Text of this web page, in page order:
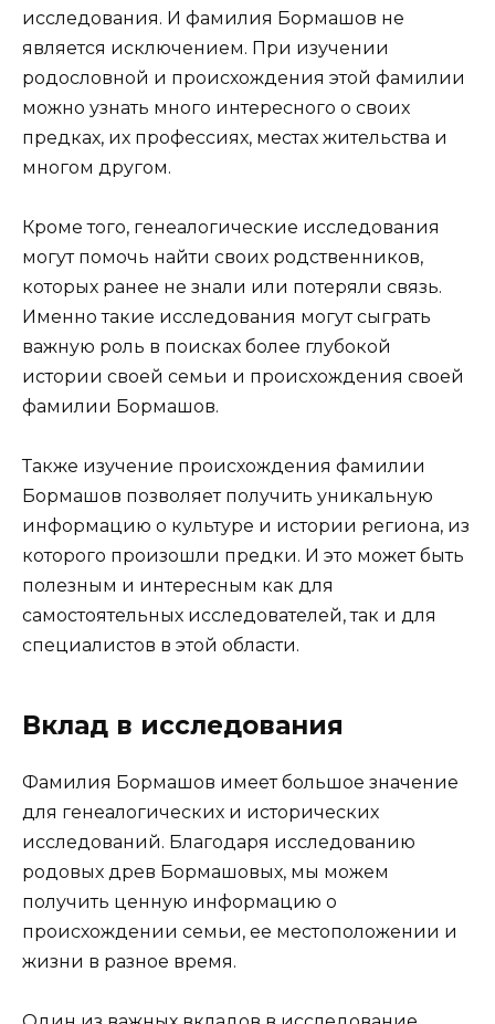
исследования. И фамилия Бормашов не
является исключением. При изучении
родословной и происхождения этой фамилии
можно узнать много интересного о своих
предках, их профессиях, местах жительства и
многом другом.
Кроме того, генеалогические исследования
могут помочь найти своих родственников,
которых ранее не знали или потеряли связь.
Именно такие исследования могут сыграть
важную роль в поисках более глубокой
истории своей семьи и происхождения своей
фамилии Бормашов.
Также изучение происхождения фамилии
Бормашов позволяет получить уникальную
информацию о культуре и истории региона, из
которого произошли предки. И это может быть
полезным и интересным как для
самостоятельных исследователей, так и для
специалистов в этой области.
Вклад в исследования
Фамилия Бормашов имеет большое значение
для генеалогических и исторических
исследований. Благодаря исследованию
родовых древ Бормашовых, мы можем
получить ценную информацию о
происхождении семьи, ее местоположении и
жизни в разное время.